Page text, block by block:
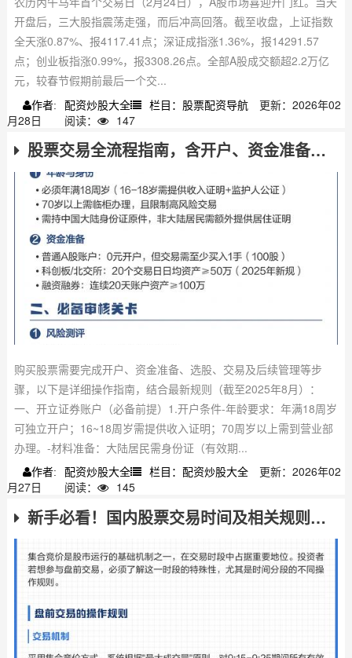
开盘后，三大股指震荡走强，而后冲高回落。截至收盘，上证指数
全天涨0.87%、报4117.41点；深证成指涨1.36%，报14291.57
点；创业板指涨0.99%，报3308.26点。全部A股成交额超2.2万亿
元，较春节假期前最后一个交...
作者: 配资炒股大全 栏目：股票配资导航
更新：2026年02
月28日
阅读： 147
股票交易全流程指南，含开户、资金准备及选股等关键步骤
购买股票需要完成开户、资金准备、选股、交易及后续管理等步
骤，以下是详细操作指南，结合最新规则（截至2025年8月）：
一、开立证券账户（必备前提）1.开户条件-年龄要求：年满18周岁
可独立开户；16~18周岁需提供收入证明；70周岁以上需到营业部
办理。-材料准备：大陆居民需身份证（有效期...
作者: 配资炒股大全 栏目：配资炒股大全
更新：2026年02
月27日
阅读： 145
新手必看！国内股票交易时间及相关规则全解析